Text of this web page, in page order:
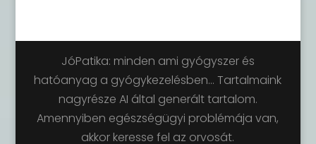
JóPatika: minden ami gyógyszer és
hatóanyag a gyógykezelésben... Tartalmaink
nagyrésze AI által generált tartalom.
Amennyiben egészségügyi problémája van,
akkor keresse fel az orvosát.